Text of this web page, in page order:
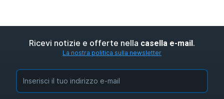
Ricevi notizie e offerte nella casella e-mail.
La nostra politica sulla newsletter